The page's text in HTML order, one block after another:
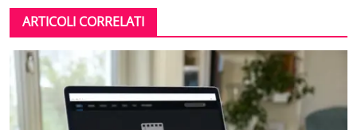
ARTICOLI CORRELATI